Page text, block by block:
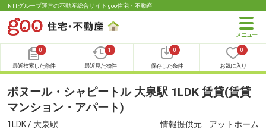
NTTグループ運営の不動産総合サイト goo住宅・不動産
0
最近検索した条件
1
最近見た物件
0
保存した条件
0
お気に入り
ボヌール・シャピートル 大泉駅 1LDK 賃貸(賃貸
マンション・アパート)
1LDK / 大泉駅 情報提供元 アットホーム